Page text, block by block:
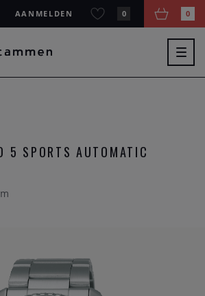
AANMELDEN 0 0
5 SPORTS AUTOMATIC